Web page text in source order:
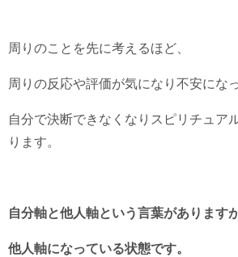
周りのことを先に考えるほど、
周りの反応や評価が気になり不安にな
自分で決断できなくなりスピリチュア
ります。
自分軸と他人軸という言葉がありますが
他人軸になっている状態です。